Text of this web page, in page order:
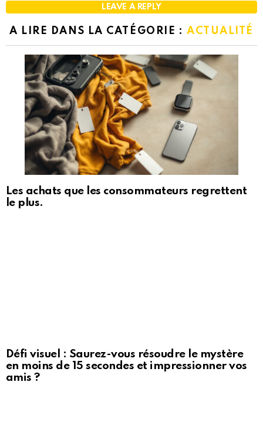
LEAVE A REPLY
A LIRE DANS LA CATÉGORIE : ACTUALITÉ
Les achats que les consommateurs regrettent
le plus.
Défi visuel : Saurez-vous résoudre le mystère
en moins de 15 secondes et impressionner vos
amis ?